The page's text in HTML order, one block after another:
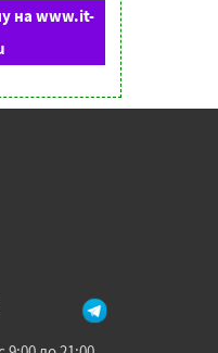
на www.it-